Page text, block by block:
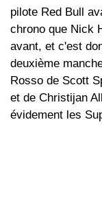
pilote Red Bull
chrono que Nick
avant, et c'est
deuxième
Rosso de Scott
et de Christijan
évidement les